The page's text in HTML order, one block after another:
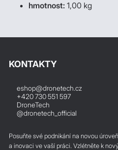
hmotnost: 1,00 kg
KONTAKTY
eshop@dronetech.cz
+420 730 551 597
DroneTech
@dronetech_official
Posuňte své podnikání na novou
a inovaci ve vaší práci. Vzlétněte k